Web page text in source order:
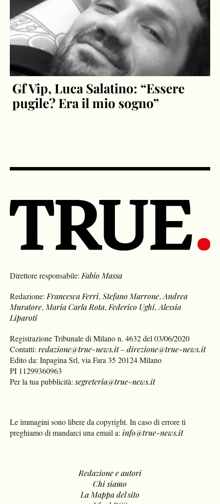
Gf Vip, Luca Salatino: “Essere
pugile? Era il mio sogno”
Direttore responsabile: Fabio Massa
Redazione: Francesca Ferri,Stefano Marrone,Andrea
Muratore, Maria Carla Rota, Federico Ughi,Alessia
Liparoti
Registrazione Tribunale di Milano n. 4632 del 03/06/2020
Contatti:redazione@true-news.it–direzione@true-news.it
Edito da: Inpagina Srl, via Fara 35 20124 Milano
PI 11299360963
Per la tua pubblicità:segreteria@true-news.it
Le immagini sono libere da copyright. In caso di errore ti
preghiamo di mandarci una email a: info@true-news.it
Redazione e autori
Chi siamo
La Mappa del sito